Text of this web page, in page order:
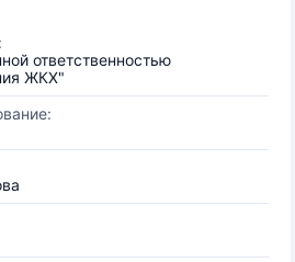
ответственностью
ЖКХ"